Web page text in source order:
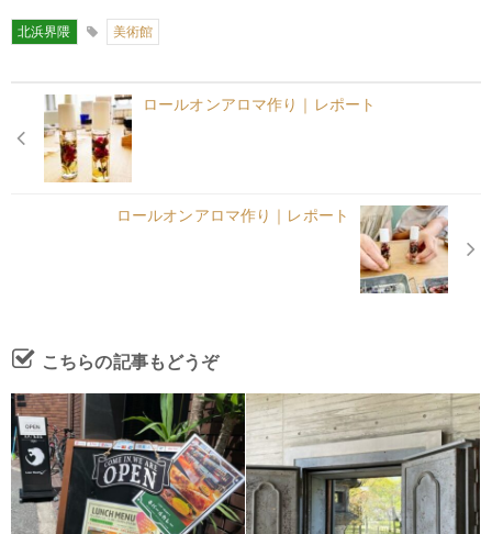
北浜界隈 美術館
ロールオンアロマ作り｜レポート
ロールオンアロマ作り｜レポート
こちらの記事もどうぞ